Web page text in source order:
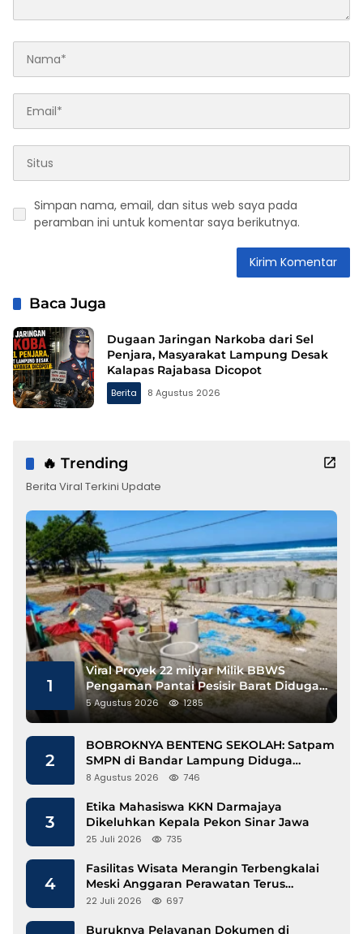
Simpan nama, email, dan situs web saya pada
peramban ini untuk komentar saya berikutnya.
Baca Juga
Dugaan Jaringan Narkoba dari Sel
Penjara, Masyarakat Lampung Desak
Kalapas Rajabasa Dicopot
Berita 8 Agustus 2026
🔥 Trending
Berita Viral Terkini Update
1
Viral Proyek 22 milyar Milik BBWS
Pengaman Pantai Pesisir Barat Diduga
Gunakan Besi Banci
5 Agustus 2026 1285
2
BOBROKNYA BENTENG SEKOLAH: Satpam
SMPN di Bandar Lampung Diduga
Lecehkan Siswi
8 Agustus 2026 746
3
Etika Mahasiswa KKN Darmajaya
Dikeluhkan Kepala Pekon Sinar Jawa
25 Juli 2026 735
4
Fasilitas Wisata Merangin Terbengkalai
Meski Anggaran Perawatan Terus
Mengalir
22 Juli 2026 697
Buruknya Pelayanan Dokumen di